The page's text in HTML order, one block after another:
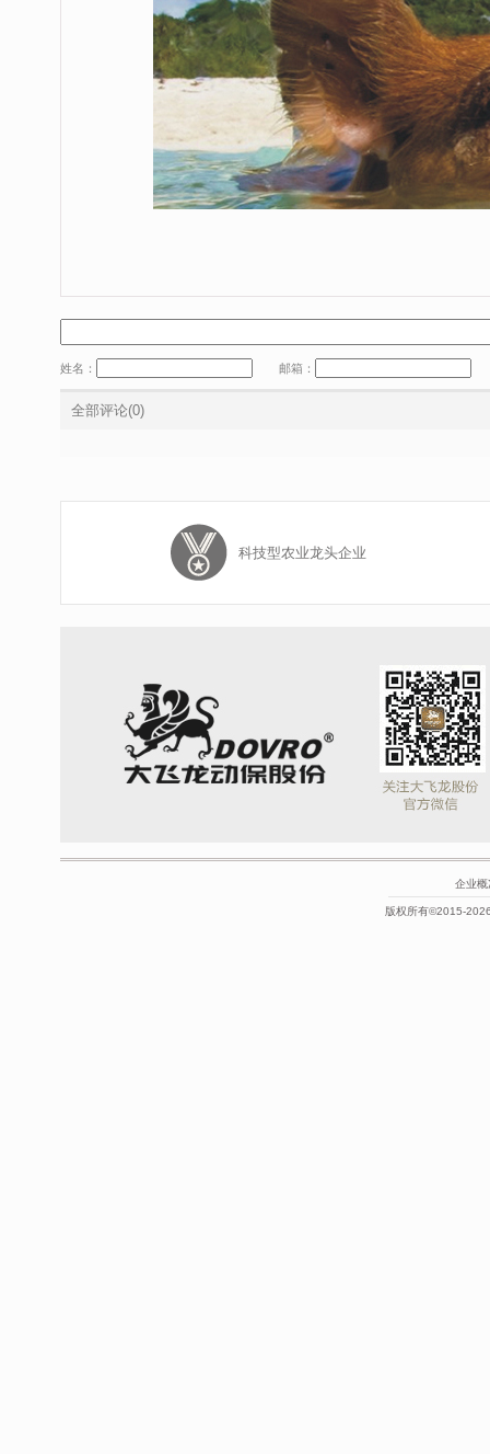
姓名： 邮箱：
全部评论(0)
科技型农业龙头企业
企业概
版权所有©2015-